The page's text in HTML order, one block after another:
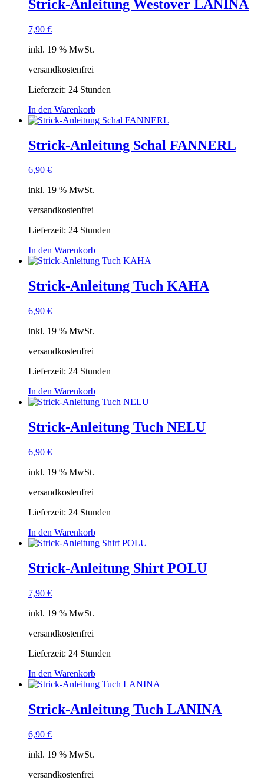
Strick-Anleitung Westover LANINA
7,90 €
inkl. 19 % MwSt.
versandkostenfrei
Lieferzeit: 24 Stunden
In den Warenkorb
Strick-Anleitung Schal FANNERL
6,90 €
inkl. 19 % MwSt.
versandkostenfrei
Lieferzeit: 24 Stunden
In den Warenkorb
Strick-Anleitung Tuch KAHA
6,90 €
inkl. 19 % MwSt.
versandkostenfrei
Lieferzeit: 24 Stunden
In den Warenkorb
Strick-Anleitung Tuch NELU
6,90 €
inkl. 19 % MwSt.
versandkostenfrei
Lieferzeit: 24 Stunden
In den Warenkorb
Strick-Anleitung Shirt POLU
7,90 €
inkl. 19 % MwSt.
versandkostenfrei
Lieferzeit: 24 Stunden
In den Warenkorb
Strick-Anleitung Tuch LANINA
6,90 €
inkl. 19 % MwSt.
versandkostenfrei